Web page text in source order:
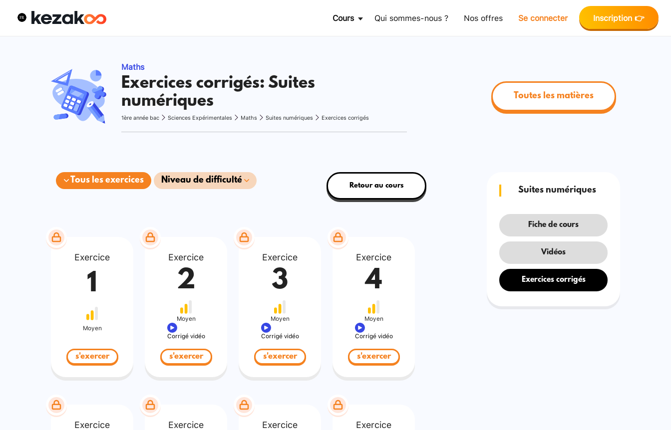
Cours Qui sommes-nous ? Nos offres Se connecter Inscription 👉
Maths
Exercices corrigés: Suites
numériques
1ère année bac Sciences Expérimentales Maths Suites numériques Exercices corrigés
Toutes les matières
Tous les exercices Niveau de difficulté
Retour au cours
Exercice
1
Moyen
s'exercer
Exercice
2
Moyen
Corrigé vidéo
s'exercer
Exercice
3
Moyen
Corrigé vidéo
s'exercer
Exercice
4
Moyen
Corrigé vidéo
s'exercer
Exercice Exercice Exercice Exercice
Suites numériques
Fiche de cours
Vidéos
Exercices corrigés